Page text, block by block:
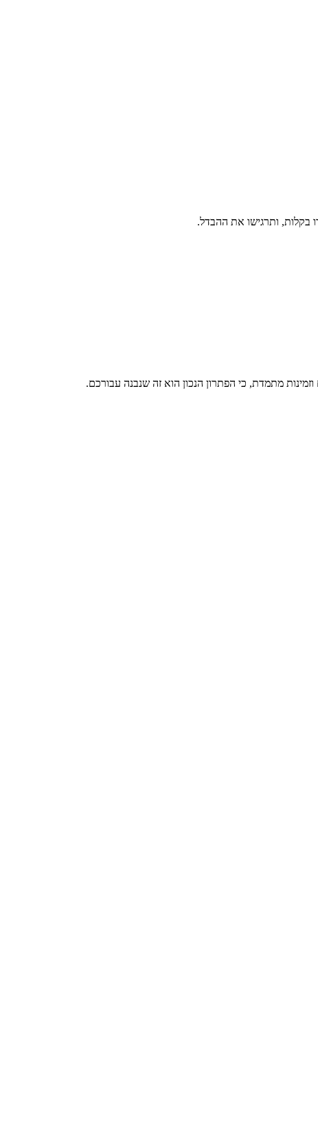
בקלות, ותרגישו את ההבדל.
מתמדת, כי הפתרון הנכון הוא זה שנבנה עבורכם.